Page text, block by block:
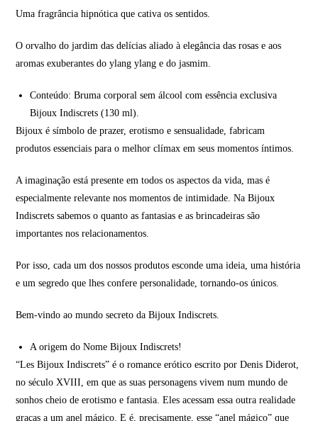
Uma fragrância hipnótica que cativa os sentidos.
O orvalho do jardim das delícias aliado à elegância das rosas e aos
aromas exuberantes do ylang ylang e do jasmim.
Conteúdo: Bruma corporal sem álcool com essência exclusiva
Bijoux Indiscrets (130 ml).
Bijoux é símbolo de prazer, erotismo e sensualidade, fabricam
produtos essenciais para o melhor clímax em seus momentos íntimos.
A imaginação está presente em todos os aspectos da vida, mas é
especialmente relevante nos momentos de intimidade. Na Bijoux
Indiscrets sabemos o quanto as fantasias e as brincadeiras são
importantes nos relacionamentos.
Por isso, cada um dos nossos produtos esconde uma ideia, uma história
e um segredo que lhes confere personalidade, tornando-os únicos.
Bem-vindo ao mundo secreto da Bijoux Indiscrets.
A origem do Nome Bijoux Indiscrets!
“Les Bijoux Indiscrets” é o romance erótico escrito por Denis Diderot,
no século XVIII, em que as suas personagens vivem num mundo de
sonhos cheio de erotismo e fantasia. Eles acessam essa outra realidade
graças a um anel mágico. E é, precisamente, esse “anel mágico” que